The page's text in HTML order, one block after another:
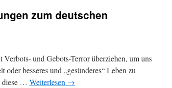
zum deutschen
und Gebots-Terror überziehen, um uns
besseres und „gesünderes“ Leben zu
diese … Weiterlesen →